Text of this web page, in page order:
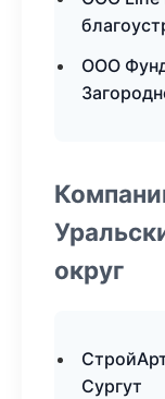
ООО
округ
Сургут